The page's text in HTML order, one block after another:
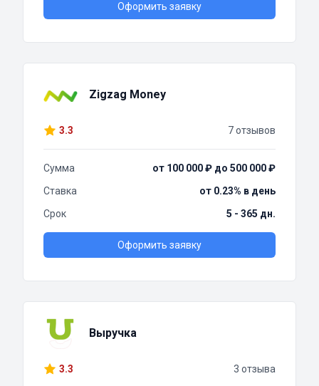
Оформить заявку
Zigzag Money
3.3 7 отзывов
Сумма
от 100 000 ₽ до 500 000 ₽
Ставка
от 0.23% в день
Срок
5 - 365 дн.
Оформить заявку
Выручка
3.3 3 отзыва